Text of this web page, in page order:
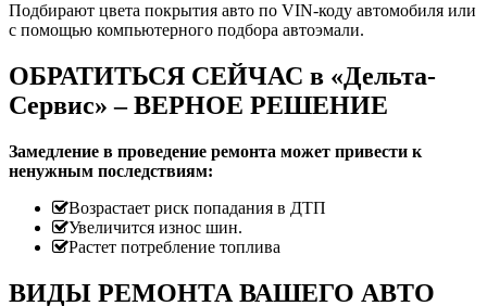
Подбирают цвета покрытия авто по VIN-коду автомобиля или
с помощью компьютерного подбора автоэмали.
ОБРАТИТЬСЯ СЕЙЧАС в «Дельта-
Сервис» – ВЕРНОЕ РЕШЕНИЕ
Замедление в проведение ремонта может привести к
ненужным последствиям:
Возрастает риск попадания в ДТП
Увеличится износ шин.
Растет потребление топлива
ВИДЫ РЕМОНТА ВАШЕГО АВТО